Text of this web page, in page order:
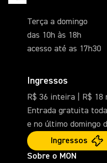
Terça a domingo
das 10h às 18h
acesso até as 17h30
Ingressos
R$ 36 inteira | R$ 18
Entrada gratuita
e no último domingo
Ingressos
Sobre o MON